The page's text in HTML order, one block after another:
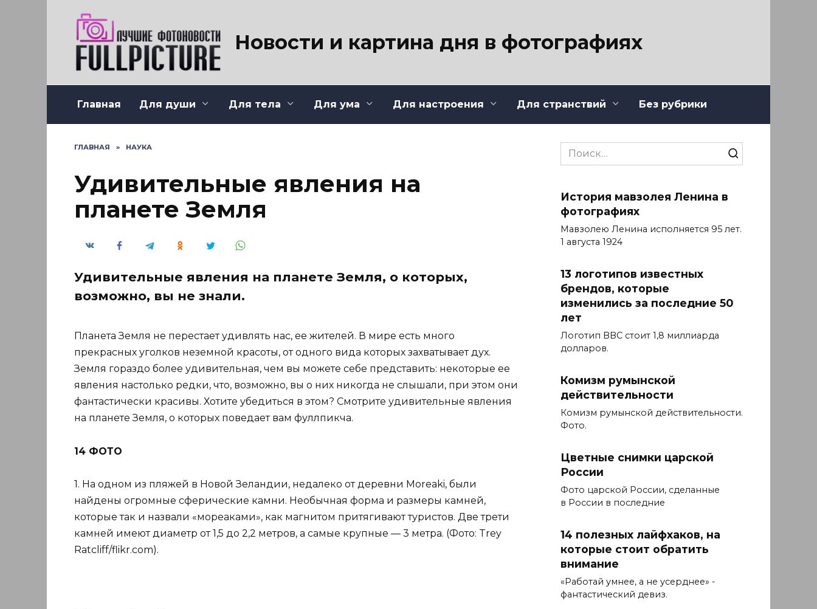
Новости и картина дня в фотографиях
Главная Для души Для тела Для ума Для настроения Для странствий Без рубрики
ГЛАВНАЯ » НАУКА
Удивительные явления на
планете Земля
Удивительные явления на планете Земля, о которых,
возможно, вы не знали.
Планета Земля не перестает удивлять нас, ее жителей. В мире есть много
прекрасных уголков неземной красоты, от одного вида которых захватывает дух.
Земля гораздо более удивительная, чем вы можете себе представить: некоторые ее
явления настолько редки, что, возможно, вы о них никогда не слышали, при этом они
фантастически красивы. Хотите убедиться в этом? Смотрите удивительные явления
на планете Земля, о которых поведает вам фуллпикча.
14 ФОТО
1. На одном из пляжей в Новой Зеландии, недалеко от деревни Moreaki, были
найдены огромные сферические камни. Необычная форма и размеры камней,
которые так и назвали «мореаками», как магнитом притягивают туристов. Две трети
камней имеют диаметр от 1,5 до 2,2 метров, а самые крупные — 3 метра. (Фото: Trey
Ratcliff/flikr.com).
Search
for:
История мавзолея Ленина в
фотографиях
Мавзолею Ленина исполняется 95 лет.
1 августа 1924
13 логотипов известных
брендов, которые
изменились за последние 50
лет
Логотип BBC стоит 1,8 миллиарда
долларов.
Комизм румынской
действительности
Комизм румынской действительности.
Фото.
Цветные снимки царской
России
Фото царской России, сделанные
в России в последние
14 полезных лайфхаков, на
которые стоит обратить
внимание
«Работай умнее, а не усерднее» -
фантастический девиз.